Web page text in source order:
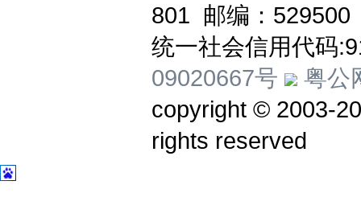
801 邮编：529500
统一社会信用代码
09020667号
粤公
copyright © 2003-
rights reserved